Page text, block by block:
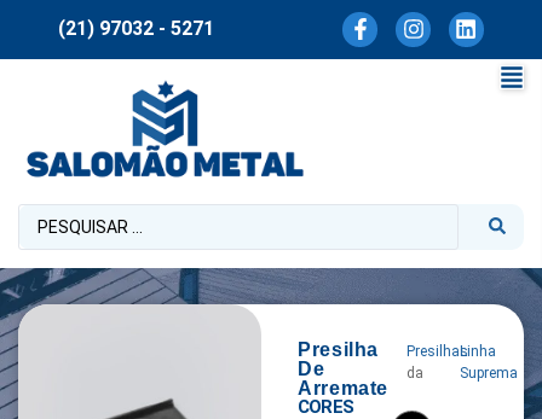
(21) 97032 - 5271
Presilha
De
Arremate
Presilhas
da
Linha
Suprema
CORES